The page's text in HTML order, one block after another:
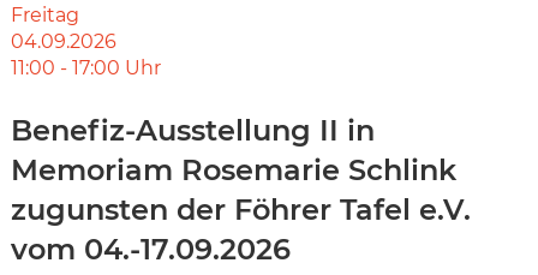
Freitag
04.09.2026
11:00 - 17:00 Uhr
Benefiz-Ausstellung II in
Memoriam Rosemarie Schlink
zugunsten der Föhrer Tafel e.V.
vom 04.-17.09.2026